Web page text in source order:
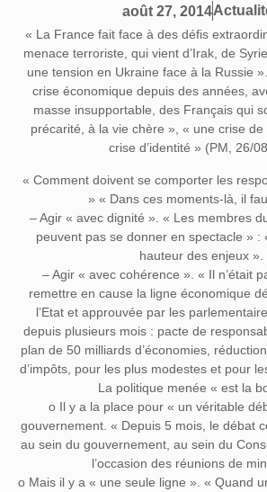
août 27, 2014
« La France fait face à des défis
menace terroriste, qui vient d’Irak, de
une tension en Ukraine face à la Russie
crise économique depuis des années,
masse insupportable, des Français qui
précarité, à la vie chère », « une crise
crise d’identité » (PM, 26/
« Comment doivent se comporter les
» « Dans ces moments-là, il
– Agir « avec dignité ». « Les membres
peuvent pas se donner en spectacle » :
hauteur des enjeux ».
– Agir « avec cohérence ». « Il n’était
remettre en cause la ligne économique
l’Etat et approuvée par les
depuis plusieurs mois : pacte de
plan de 50 milliards d’économies,
d’impôts, pour les plus modestes et pour
La politique menée « est la
o Il y a la place pour « un véritable
gouvernement. « Depuis 5 mois, le débat
au sein du gouvernement, au sein du
l’occasion des réunions de
o Mais il y a « une seule ligne ». « Quand